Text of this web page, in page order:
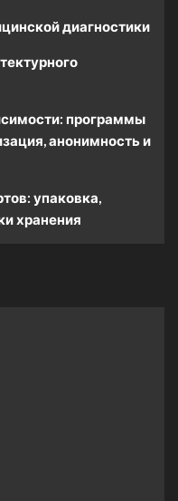
диагностики
программы
анонимность и
упаковка,
хранения